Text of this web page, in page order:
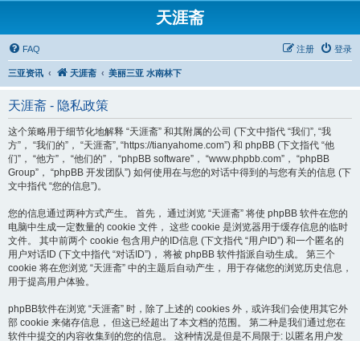
天涯斋
FAQ 登录
注册
三亚资讯 天涯斋 美丽三亚 水南林下
天涯斋 - 隐私政策
这个策略用于细节化地解释 “天涯斋” 和其附属的公司 (下文中指代 “我们”, “我
方”， “我们的”， “天涯斋”, “https://tianyahome.com”) 和 phpBB (下文指代 “他
们”， “他方”， “他们的”， “phpBB software”， “www.phpbb.com”， “phpBB
Group”， “phpBB 开发团队”) 如何使用在与您的对话中得到的与您有关的信息 (下
文中指代 “您的信息”)。
您的信息通过两种方式产生。 首先， 通过浏览 “天涯斋” 将使 phpBB 软件在您的
电脑中生成一定数量的 cookie 文件， 这些 cookie 是浏览器用于缓存信息的临时
文件。 其中前两个 cookie 包含用户的ID信息 (下文指代 “用户ID”) 和一个匿名的
用户对话ID (下文中指代 “对话ID”)， 将被 phpBB 软件指派自动生成。 第三个
cookie 将在您浏览 “天涯斋” 中的主题后自动产生， 用于存储您的浏览历史信息，
用于提高用户体验。
phpBB软件在浏览 “天涯斋” 时，除了上述的 cookies 外，或许我们会使用其它外
部 cookie 来储存信息， 但这已经超出了本文档的范围。 第二种是我们通过您在
软件中提交的内容收集到的您的信息。 这种情况是但是不局限于: 以匿名用户发